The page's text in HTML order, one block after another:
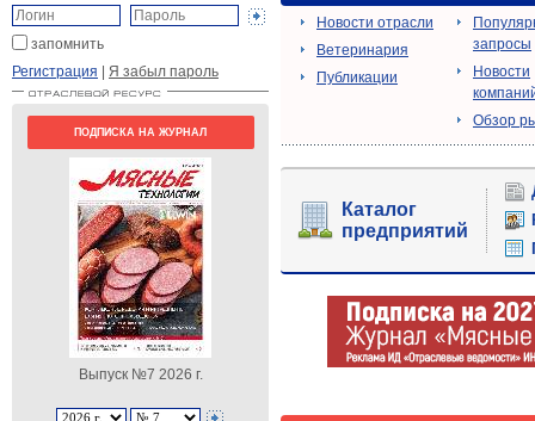
запомнить
Регистрация | Я забыл пароль
ПОДПИСКА НА ЖУРНАЛ
Выпуск №7 2026 г.
Новости отрасли
Ветеринария
Публикации
запросы
Новости
Обзор
Каталог
предприятий